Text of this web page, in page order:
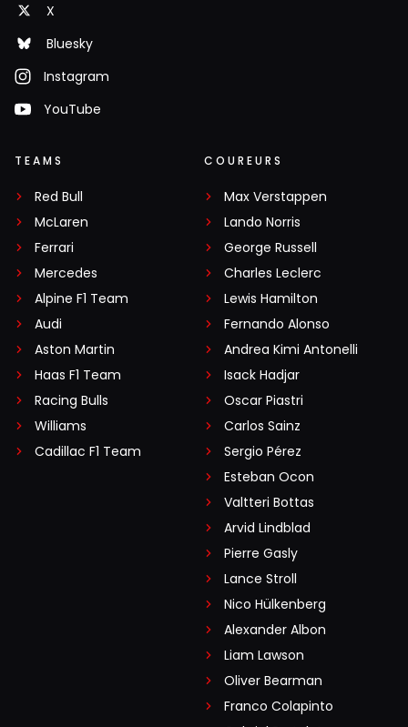
X
Bluesky
Instagram
YouTube
TEAMS
Red Bull
McLaren
Ferrari
Mercedes
Alpine F1 Team
Audi
Aston Martin
Haas F1 Team
Racing Bulls
Williams
Cadillac F1 Team
COUREURS
Max Verstappen
Lando Norris
George Russell
Charles Leclerc
Lewis Hamilton
Fernando Alonso
Andrea Kimi Antonelli
Isack Hadjar
Oscar Piastri
Carlos Sainz
Sergio Pérez
Esteban Ocon
Valtteri Bottas
Arvid Lindblad
Pierre Gasly
Lance Stroll
Nico Hülkenberg
Alexander Albon
Liam Lawson
Oliver Bearman
Franco Colapinto